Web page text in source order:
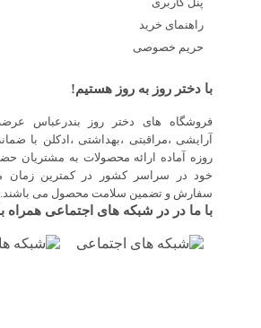
راهنمای خرید
حریم خصوصی
با دختر روز به روز هستیم!
فروشگاه های دختر روز بندرعباس
آرایشی ،مراقبتی ،بهداشتی ،ادکلن با
روزه آماده ارائه محصولات به مشتریان
خود در سراسر کشور در کمترین
سفارش و تضمین سلامت محصول می باشند.
با ما در در شبکه های اجتماعی همراه